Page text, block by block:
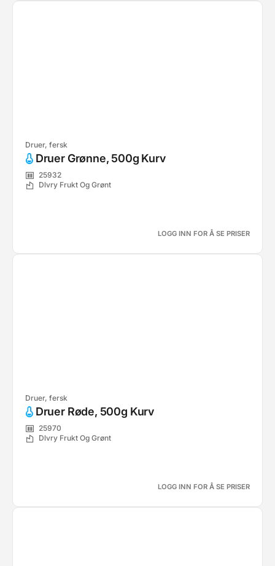
Druer, fersk
Druer Grønne, 500g Kurv
25932
Dlvry Frukt Og Grønt
LOGG INN FOR Å SE PRISER
Druer, fersk
Druer Røde, 500g Kurv
25970
Dlvry Frukt Og Grønt
LOGG INN FOR Å SE PRISER